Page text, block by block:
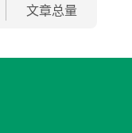
文章总量